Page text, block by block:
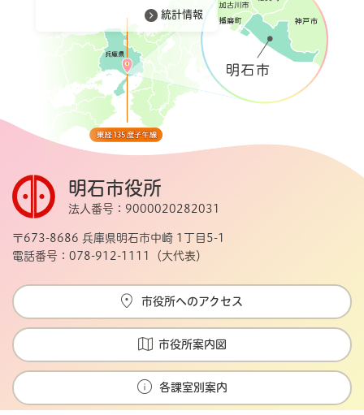
統計情報
明石市役所
法人番号：9000020282031
〒673-8686 兵庫県明石市中崎 1丁目5-1
電話番号：078-912-1111（大代表）
市役所へのアクセス
市役所案内図
各課室別案内